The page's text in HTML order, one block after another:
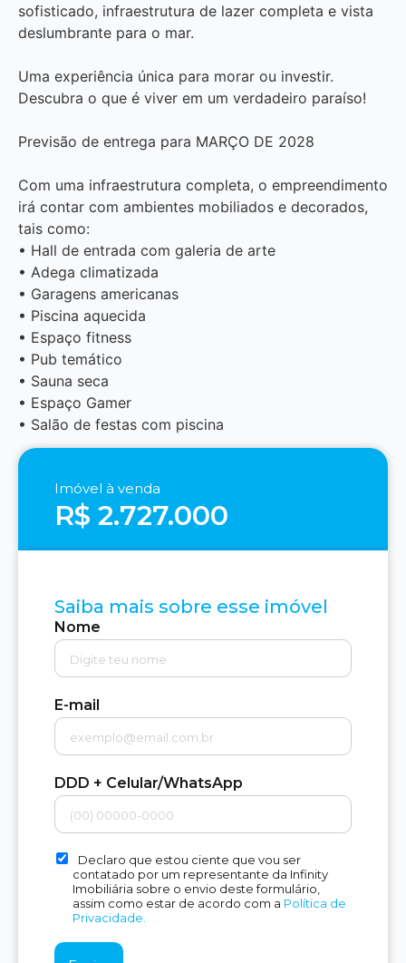
sofisticado, infraestrutura de lazer completa e vista
deslumbrante para o mar.
Uma experiência única para morar ou investir.
Descubra o que é viver em um verdadeiro paraíso!
Previsão de entrega para MARÇO DE 2028
Com uma infraestrutura completa, o empreendimento
irá contar com ambientes mobiliados e decorados,
tais como:
• Hall de entrada com galeria de arte
• Adega climatizada
• Garagens americanas
• Piscina aquecida
• Espaço fitness
• Pub temático
• Sauna seca
• Espaço Gamer
• Salão de festas com piscina
Imóvel à venda
R$ 2.727.000
Saiba mais sobre esse imóvel
Nome
E-mail
DDD + Celular/WhatsApp
Declaro que estou ciente que vou ser
contatado por um representante da Infinity
Imobiliária sobre o envio deste formulário,
assim como estar de acordo com a Política de
Privacidade.